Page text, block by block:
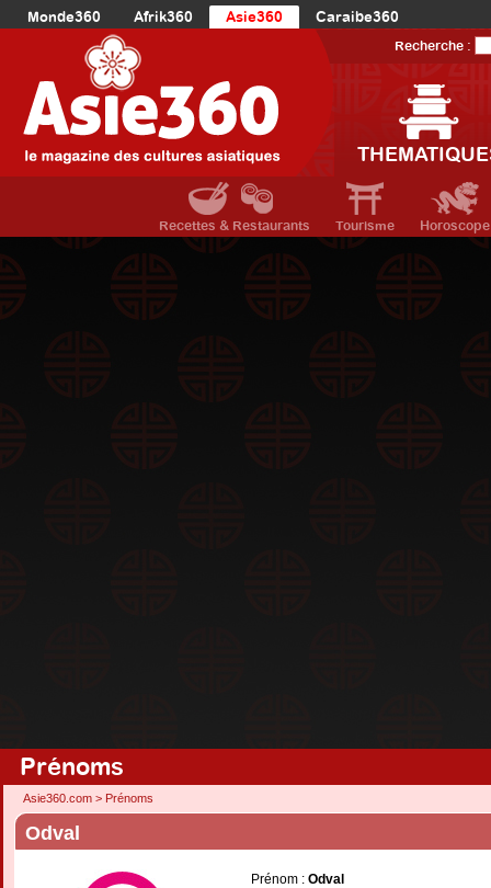
Monde360 Afrik360 Asie360
Caraibe360
Europe360
AmériqueDuNord360
Océanie360
Recherche :
Recettes & Restaurants Tourisme Horoscope
Prénoms
Asie360.com > Prénoms
Odval
Prénom : Odval